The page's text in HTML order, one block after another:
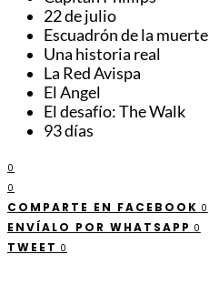
22 de julio
Escuadrón de la muerte
Una historia real
La Red Avispa
El Angel
El desafío: The Walk
93 días
0
0
COMPARTE EN FACEBOOK 0
ENVÍALO POR WHATSAPP 0
TWEET 0